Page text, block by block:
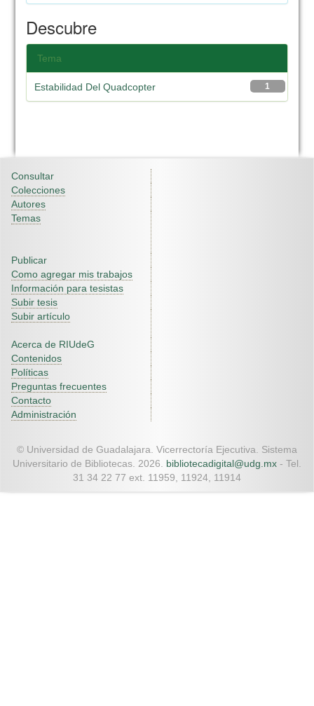
Descubre
Tema
1
Estabilidad Del Quadcopter
Consultar
Colecciones
Autores
Temas
Publicar
Como agregar mis trabajos
Información para tesistas
Subir tesis
Subir artículo
Acerca de RIUdeG
Contenidos
Políticas
Preguntas frecuentes
Contacto
Administración
© Universidad de Guadalajara. Vicerrectoría Ejecutiva. Sistema
Universitario de Bibliotecas. 2026. bibliotecadigital@udg.mx - Tel.
31 34 22 77 ext. 11959, 11924, 11914